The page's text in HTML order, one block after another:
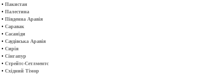
• Пакистан
• Палестина
• Південна Аравія
• Саравак
• Сасаніди
• Саудівська Аравія
• Сирія
• Сінгапур
• Стрейтс-Сетлментс
• Східний Тімор